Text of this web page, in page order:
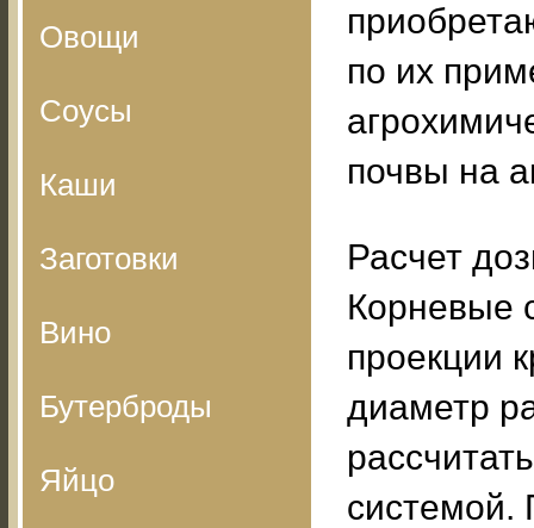
Овощи
Соусы
Каши
Заготовки
Вино
Бутерброды
Яйцо
по их
почвы на
Расчет
Корневые
проекции
диаметр
системой.